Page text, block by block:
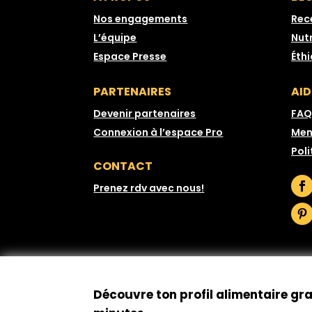
Nos engagements
L’équipe
Espace Presse
PARTENAIRES
Devenir partenaires
Connexion à l’espace Pro
FAQ
CONTACT
Prenez rdv avec nous!
Découvre ton profil alimentaire